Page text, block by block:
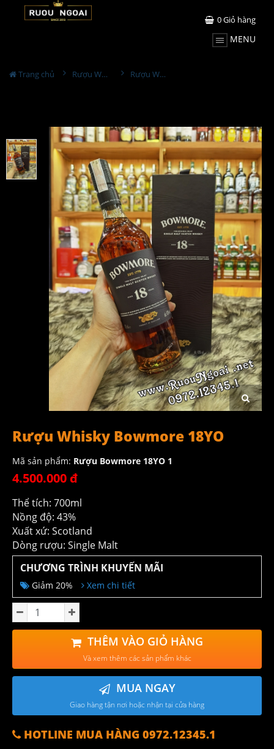
0Giỏ hàng
MENU
Trang chủ Rượu Whisky Rượu Whisky Bowmore 18YO
Rượu Whisky Bowmore 18YO
Mã sản phẩm: Rượu Bowmore 18YO 1
4.500.000 đ
Thể tích: 700ml
Nồng độ: 43%
Xuất xứ: Scotland
Dòng rượu: Single Malt
CHƯƠNG TRÌNH KHUYẾN MÃI
Giảm 20% Xem chi tiết
THÊM VÀO GIỎ HÀNG
Và xem thêm các sản phẩm khác
MUA NGAY
Giao hàng tận nơi hoặc nhận tại cửa hàng
HOTLINE MUA HÀNG 0972.12345.1